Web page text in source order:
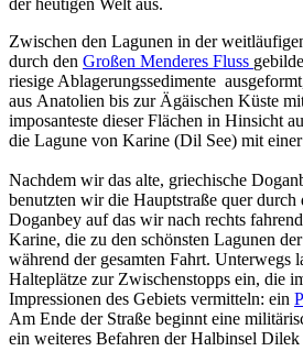
Zwischen den Lagunen in der
durch den Großen Menderes Fluss
riesige Ablagerungssedimente
aus Anatolien bis zur Ägäischen Küste
imposanteste dieser Flächen in Hinsicht
die Lagune von Karine (Dil See) mit
Nachdem wir das alte, griechische
benutzten wir die Hauptstraße quer
Doganbey auf das wir nach rechts
Karine, die zu den schönsten Lagunen
während der gesamten Fahrt. Unterwegs
Halteplätze zur Zwischenstopps ein, die
Impressionen des Gebiets vermitteln: ein
Am Ende der Straße beginnt eine
ein weiteres Befahren der Halbinsel